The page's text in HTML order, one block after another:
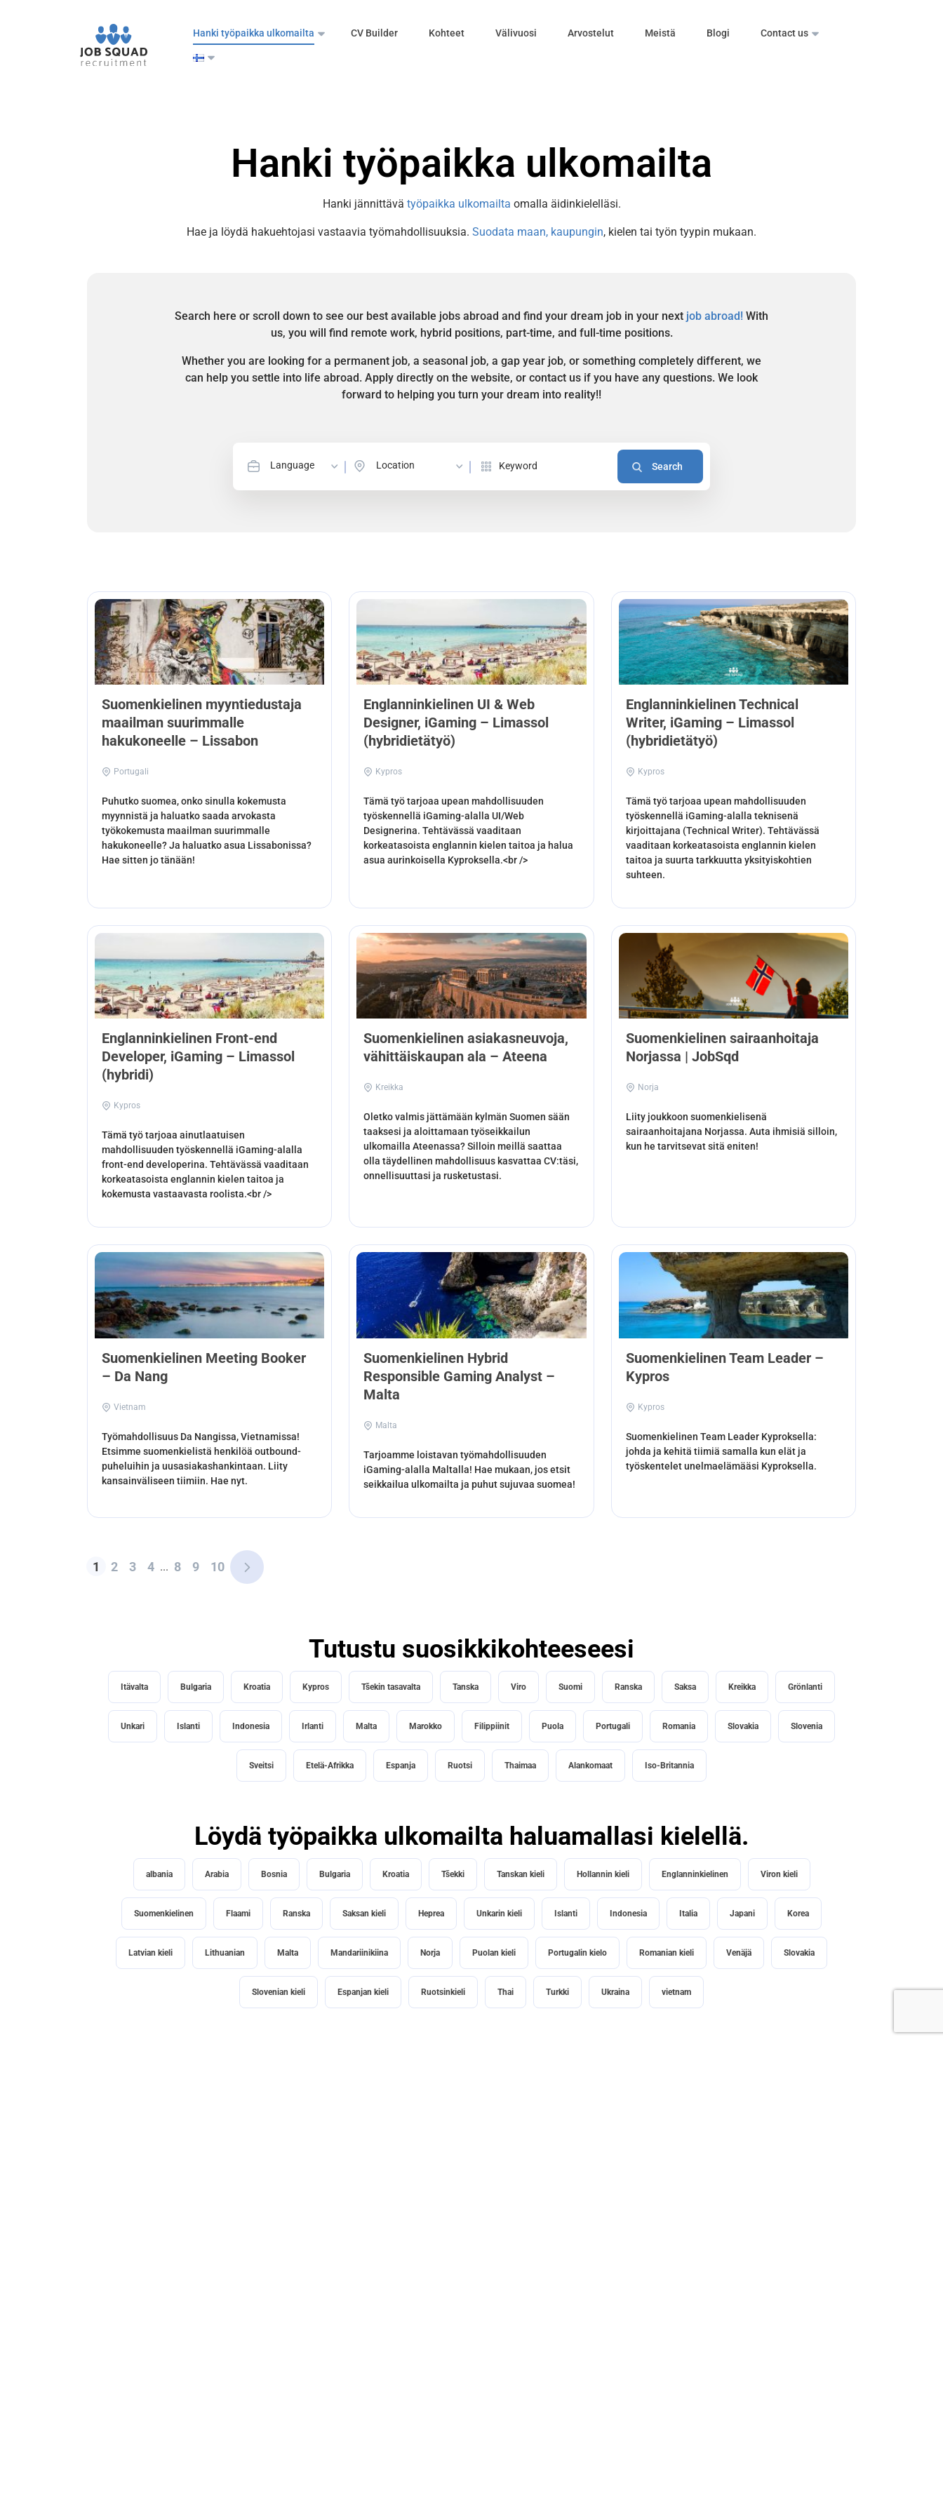
Hanki työpaikka ulkomailta CV Builder Kohteet Välivuosi Arvostelut Meistä Blogi Contact us
Hanki työpaikka ulkomailta
Hanki jännittävä työpaikka ulkomailta omalla äidinkielelläsi.
Hae ja löydä hakuehtojasi vastaavia työmahdollisuuksia. Suodata maan, kaupungin, kielen tai työn tyypin mukaan.
Search here or scroll down to see our best available jobs abroad and find your dream job in your next job abroad! With
us, you will find remote work, hybrid positions, part-time, and full-time positions.
Whether you are looking for a permanent job, a seasonal job, a gap year job, or something completely different, we
can help you settle into life abroad. Apply directly on the website, or contact us if you have any questions. We look
forward to helping you turn your dream into reality!!
Language Location
Suomenkielinen myyntiedustaja
maailman suurimmalle
hakukoneelle – Lissabon
Portugali
Puhutko suomea, onko sinulla kokemusta
myynnistä ja haluatko saada arvokasta
työkokemusta maailman suurimmalle
hakukoneelle? Ja haluatko asua Lissabonissa?
Hae sitten jo tänään!
Englanninkielinen UI & Web
Designer, iGaming – Limassol
(hybridietätyö)
Kypros
Tämä työ tarjoaa upean mahdollisuuden
työskennellä iGaming-alalla UI/Web
Designerina. Tehtävässä vaaditaan
korkeatasoista englannin kielen taitoa ja halua
asua aurinkoisella Kyproksella.<br />
Englanninkielinen Technical
Writer, iGaming – Limassol
(hybridietätyö)
Kypros
Tämä työ tarjoaa upean mahdollisuuden
työskennellä iGaming-alalla teknisenä
kirjoittajana (Technical Writer). Tehtävässä
vaaditaan korkeatasoista englannin kielen
taitoa ja suurta tarkkuutta yksityiskohtien
suhteen.
Englanninkielinen Front-end
Developer, iGaming – Limassol
(hybridi)
Kypros
Tämä työ tarjoaa ainutlaatuisen
mahdollisuuden työskennellä iGaming-alalla
front-end developerina. Tehtävässä vaaditaan
korkeatasoista englannin kielen taitoa ja
kokemusta vastaavasta roolista.<br />
Suomenkielinen asiakasneuvoja,
vähittäiskaupan ala – Ateena
Kreikka
Oletko valmis jättämään kylmän Suomen sään
taaksesi ja aloittamaan työseikkailun
ulkomailla Ateenassa? Silloin meillä saattaa
olla täydellinen mahdollisuus kasvattaa CV:täsi,
onnellisuuttasi ja rusketustasi.
Suomenkielinen sairaanhoitaja
Norjassa | JobSqd
Norja
Liity joukkoon suomenkielisenä
sairaanhoitajana Norjassa. Auta ihmisiä silloin,
kun he tarvitsevat sitä eniten!
Suomenkielinen Meeting Booker
– Da Nang
Vietnam
Työmahdollisuus Da Nangissa, Vietnamissa!
Etsimme suomenkielistä henkilöä outbound-
puheluihin ja uusasiakashankintaan. Liity
kansainväliseen tiimiin. Hae nyt.
Suomenkielinen Hybrid
Responsible Gaming Analyst –
Malta
Malta
Tarjoamme loistavan työmahdollisuuden
iGaming-alalla Maltalla! Hae mukaan, jos etsit
seikkailua ulkomailta ja puhut sujuvaa suomea!
Suomenkielinen Team Leader –
Kypros
Kypros
Suomenkielinen Team Leader Kyproksella:
johda ja kehitä tiimiä samalla kun elät ja
työskentelet unelmaelämääsi Kyproksella.
1 2 3 4 ... 8 9 10
Tutustu suosikkikohteeseesi
Itävalta Bulgaria Kroatia Kypros Tšekin tasavalta Tanska Viro Suomi Ranska Saksa Kreikka Grönlanti
Unkari Islanti Indonesia Irlanti Malta Marokko Filippiinit Puola Portugali Romania Slovakia Slovenia
Sveitsi Etelä-Afrikka Espanja Ruotsi Thaimaa Alankomaat Iso-Britannia
Löydä työpaikka ulkomailta haluamallasi kielellä.
albania Arabia Bosnia Bulgaria Kroatia Tšekki Tanskan kieli Hollannin kieli Englanninkielinen Viron kieli
Suomenkielinen Flaami Ranska Saksan kieli Heprea Unkarin kieli Islanti Indonesia Italia Japani Korea
Latvian kieli Lithuanian Malta Mandariinikiina Norja Puolan kieli Portugalin kielo Romanian kieli Venäjä Slovakia
Slovenian kieli Espanjan kieli Ruotsinkieli Thai Turkki Ukraina vietnam